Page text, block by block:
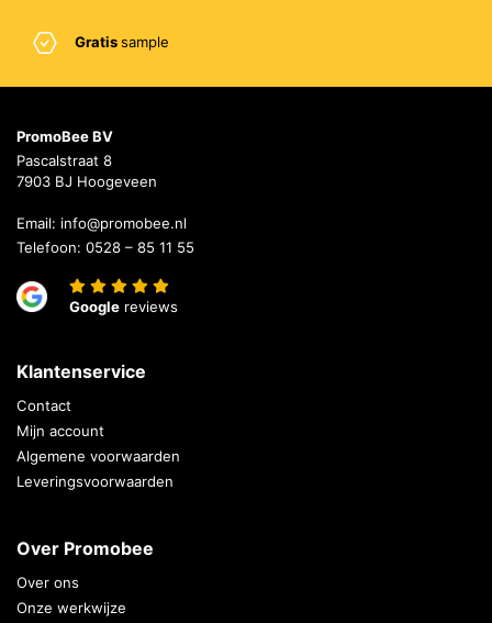
Gratissample
PromoBee BV
Pascalstraat 8
7903 BJ Hoogeveen
Email: info@promobee.nl
Telefoon: 0528 – 85 11 55
Google reviews
Klantenservice
Contact
Mijn account
Algemene voorwaarden
Leveringsvoorwaarden
Over Promobee
Over ons
Onze werkwijze